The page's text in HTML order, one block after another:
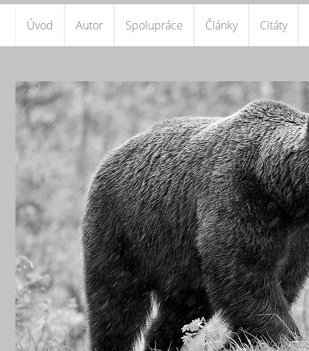
Úvod Autor Spolupráce Články Citáty